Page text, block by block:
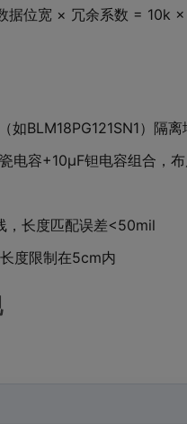
据位宽 × 冗余系数 = 10k
如BLM18PG121SN1）隔离
电容+10μF钽电容组合，
，长度匹配误差<50mil
度限制在5cm内